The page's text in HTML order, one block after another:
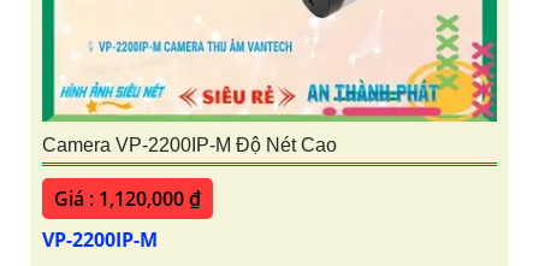
Camera VP-2200IP-M Độ Nét Cao
Giá : 1,120,000 ₫
VP-2200IP-M